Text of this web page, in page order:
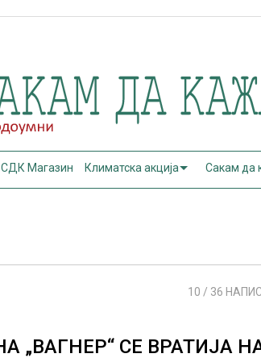
СДК Магазин Климатска акција Сакам да
10 / 36
„ВАГНЕР“ СЕ ВРАТИЈА